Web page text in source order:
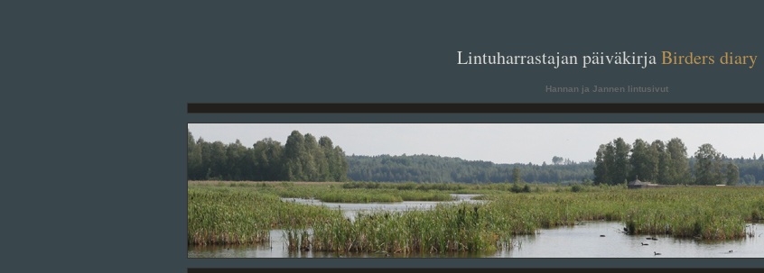
Lintuharrastajan päiväkirjaBirders diary. .
Hannan ja Jannen lintusivut